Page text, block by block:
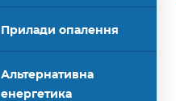
Прилади опалення
Альтернативна
енергетика